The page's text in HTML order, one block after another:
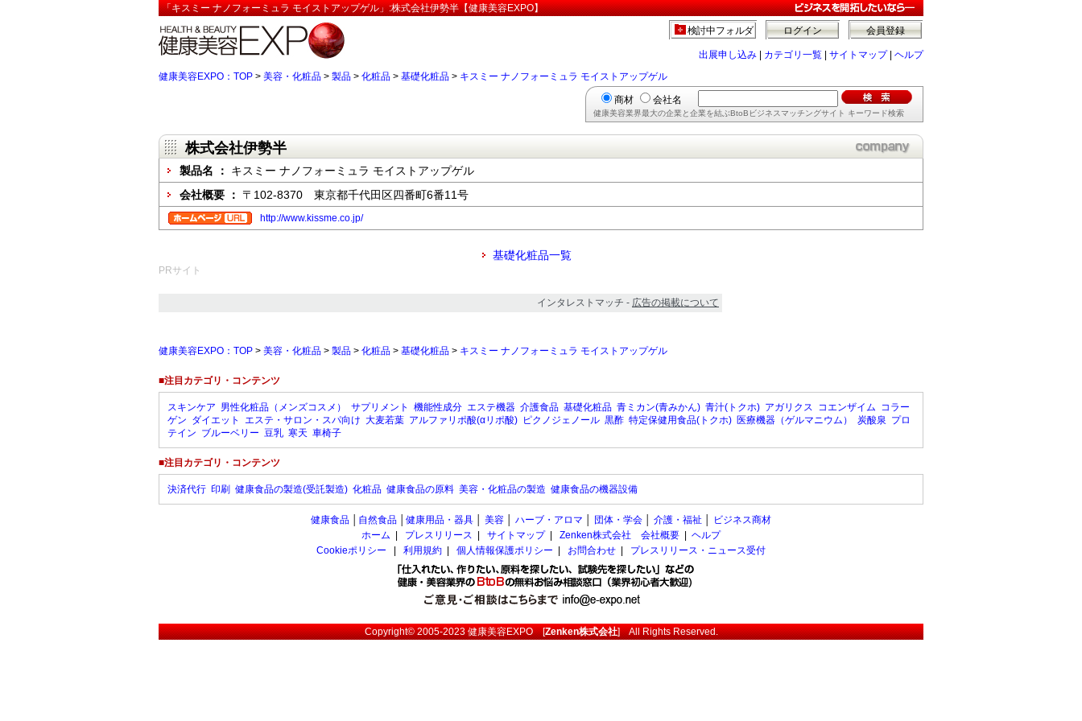
「キスミー ナノフォーミュラ モイストアップゲル」:株式会社伊勢半【健康美容EXPO】
会員登録
ログイン
検討中フォルダ
出展申し込み カテゴリ一覧 サイトマップ| ヘルプ
健康美容EXPO：TOP > 美容・化粧品 > 製品 > 化粧品 > 基礎化粧品 > キスミー ナノフォーミュラ モイストアップゲル
商材 会社名
健康美容業界最大の企業と企業を結ぶBtoBビジネスマッチングサイト キーワード検索
株式会社伊勢半
製品名 ： キスミー ナノフォーミュラ モイストアップゲル
会社概要 ： 〒102-8370 東京都千代田区四番町6番11号
http://www.kissme.co.jp/
基礎化粧品一覧
PRサイト
インタレストマッチ - 広告の掲載について
健康美容EXPO：TOP > 美容・化粧品 > 製品 > 化粧品 > 基礎化粧品 > キスミー ナノフォーミュラ モイストアップゲル
■注目カテゴリ・コンテンツ
スキンケア 男性化粧品（メンズコスメ） サプリメント 機能性成分 エステ機器 介護食品 基礎化粧品 青ミカン(青みかん) 青汁(トクホ) アガリクス コエンザイム コラー
ゲン ダイエット エステ・サロン・スパ向け 大麦若葉 アルファリポ酸(αリポ酸) ピクノジェノール 黒酢 特定保健用食品(トクホ) 医療機器（ゲルマニウム） 炭酸泉 プロ
テイン ブルーベリー 豆乳 寒天 車椅子
■注目カテゴリ・コンテンツ
決済代行 印刷 健康食品の製造(受託製造) 化粧品 健康食品の原料 美容・化粧品の製造 健康食品の機器設備
健康食品 自然食品 健康用品・器具 美容 ハーブ・アロマ 団体・学会 介護・福祉
ビジネス商材
ホーム
プレスリリース サイトマップ| Zenken株式会社 会社概要
ヘルプ
Cookieポリシー
利用規約 個人情報保護ポリシー お問合わせ プレスリリース・ニュース受付
Copyright© 2005-2023健康美容EXPO[Zenken株式会社] All Rights Reserved.